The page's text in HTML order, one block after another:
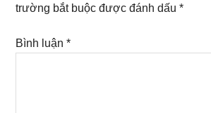
trường bắt buộc được đánh dấu*
Bình luận*